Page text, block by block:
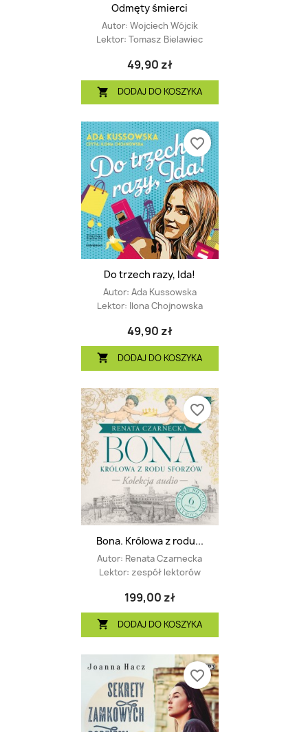
Odmęty śmierci
Autor: Wojciech Wójcik
Lektor: Tomasz Bielawiec
49,90 zł
 DODAJ DO KOSZYKA
Do trzech razy, Ida!
Autor: Ada Kussowska
Lektor: Ilona Chojnowska
49,90 zł
 DODAJ DO KOSZYKA
favorite_border
Bona. Królowa z rodu...
Autor: Renata Czarnecka
Lektor: zespół lektorów
199,00 zł
 DODAJ DO KOSZYKA
favorite_border
favorite_border